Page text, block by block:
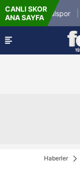
CANLI SKOR
ANA SAYFA
İstanbulspor
Haberler